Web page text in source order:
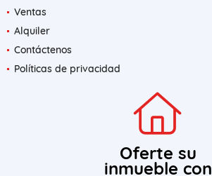
Ventas
Alquiler
Contáctenos
Políticas de privacidad
Oferte su
inmueble con